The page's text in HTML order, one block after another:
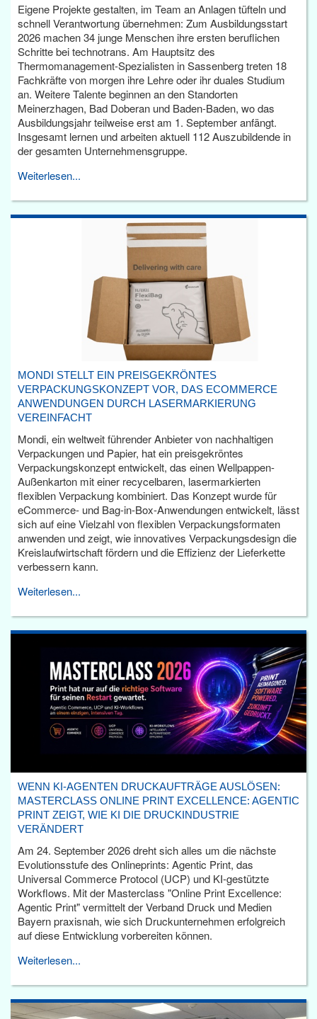
Eigene Projekte gestalten, im Team an Anlagen tüfteln und
schnell Verantwortung übernehmen: Zum Ausbildungsstart
2026 machen 34 junge Menschen ihre ersten beruflichen
Schritte bei technotrans. Am Hauptsitz des
Thermomanagement-Spezialisten in Sassenberg treten 18
Fachkräfte von morgen ihre Lehre oder ihr duales Studium
an. Weitere Talente beginnen an den Standorten
Meinerzhagen, Bad Doberan und Baden-Baden, wo das
Ausbildungsjahr teilweise erst am 1. September anfängt.
Insgesamt lernen und arbeiten aktuell 112 Auszubildende in
der gesamten Unternehmensgruppe.
Weiterlesen...
MONDI STELLT EIN PREISGEKRÖNTES
VERPACKUNGSKONZEPT VOR, DAS ECOMMERCE
ANWENDUNGEN DURCH LASERMARKIERUNG
VEREINFACHT
Mondi, ein weltweit führender Anbieter von nachhaltigen
Verpackungen und Papier, hat ein preisgekröntes
Verpackungskonzept entwickelt, das einen Wellpappen-
Außenkarton mit einer recycelbaren, lasermarkierten
flexiblen Verpackung kombiniert. Das Konzept wurde für
eCommerce- und Bag-in-Box-Anwendungen entwickelt, lässt
sich auf eine Vielzahl von flexiblen Verpackungsformaten
anwenden und zeigt, wie innovatives Verpackungsdesign die
Kreislaufwirtschaft fördern und die Effizienz der Lieferkette
verbessern kann.
Weiterlesen...
WENN KI-AGENTEN DRUCKAUFTRÄGE AUSLÖSEN:
MASTERCLASS ONLINE PRINT EXCELLENCE: AGENTIC
PRINT ZEIGT, WIE KI DIE DRUCKINDUSTRIE
VERÄNDERT
Am 24. September 2026 dreht sich alles um die nächste
Evolutionsstufe des Onlineprints: Agentic Print, das
Universal Commerce Protocol (UCP) und KI-gestützte
Workflows. Mit der Masterclass "Online Print Excellence:
Agentic Print" vermittelt der Verband Druck und Medien
Bayern praxisnah, wie sich Druckunternehmen erfolgreich
auf diese Entwicklung vorbereiten können.
Weiterlesen...